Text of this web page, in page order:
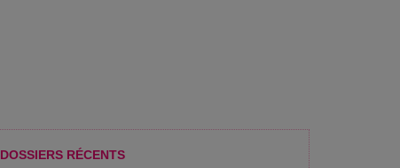
DOSSIERS RÉCENTS